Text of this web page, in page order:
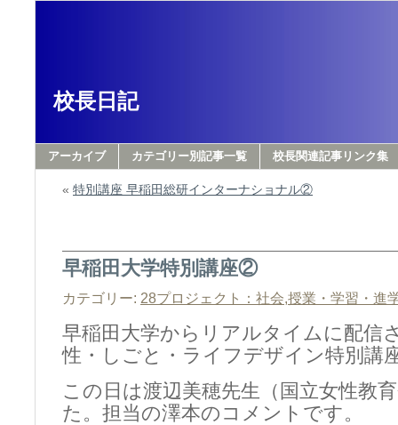
校長日記
アーカイブ カテゴリー別記事一覧 校長関連記事リンク集
« 特別講座 早稲田総研インターナショナル②
早稲田大学特別講座②
カテゴリー: 28プロジェクト：社会,授業・学習・進
早稲田大学からリアルタイムに配信
性・しごと・ライフデザイン特別講
この日は渡辺美穂先生（国立女性教
た。担当の澤本のコメントです。